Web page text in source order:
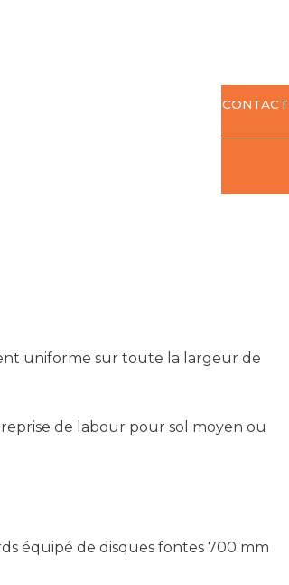
uniforme sur toute la largeur de
de labour pour sol moyen ou
équipé de disques fontes 700 mm
CONTACT